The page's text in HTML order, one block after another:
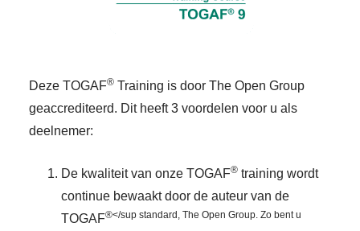
Deze TOGAF® Training is door The Open Group
geaccrediteerd. Dit heeft 3 voordelen voor u als
deelnemer:
De kwaliteit van onze TOGAF® training wordt
continue bewaakt door de auteur van de
TOGAF®</sup standard, The Open Group. Zo bent u